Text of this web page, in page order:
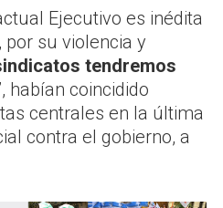
Ejecutivo es inédita
su violencia y
tendremos
habían coincidido
centrales en la última
contra el gobierno, a